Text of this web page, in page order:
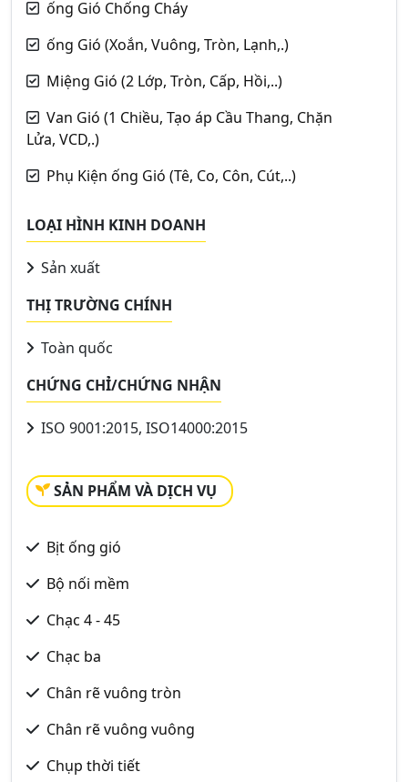
ống Gió Chống Cháy
ống Gió (Xoắn, Vuông, Tròn, Lạnh,.)
Miệng Gió (2 Lớp, Tròn, Cấp, Hồi,..)
Van Gió (1 Chiều, Tạo áp Cầu Thang, Chặn
Lửa, VCD,.)
Phụ Kiện ống Gió (Tê, Co, Côn, Cút,..)
LOẠI HÌNH KINH DOANH
Sản xuất
THỊ TRƯỜNG CHÍNH
Toàn quốc
CHỨNG CHỈ/CHỨNG NHẬN
ISO 9001:2015, ISO14000:2015
SẢN PHẨM VÀ DỊCH VỤ
Bịt ống gió
Bộ nối mềm
Chạc 4 - 45
Chạc ba
Chân rẽ vuông tròn
Chân rẽ vuông vuông
Chụp thời tiết